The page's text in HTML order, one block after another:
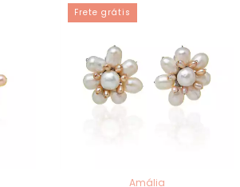
Frete grátis
Amália